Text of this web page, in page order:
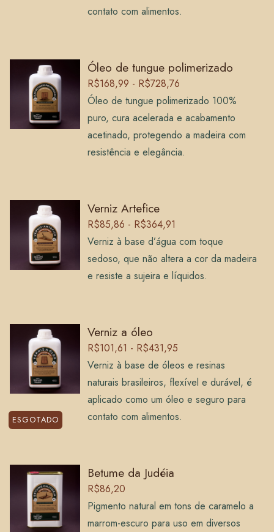
contato com alimentos.
Óleo de tungue polimerizado
R$168,99 - R$728,76
Óleo de tungue polimerizado 100%
puro, cura acelerada e acabamento
acetinado, protegendo a madeira com
resistência e elegância.
Verniz Artefice
R$85,86 - R$364,91
Verniz à base d’água com toque
sedoso, que não altera a cor da madeira
e resiste a sujeira e líquidos.
ESGOTADO
Verniz a óleo
R$101,61 - R$431,95
Verniz à base de óleos e resinas
naturais brasileiros, flexível e durável, é
aplicado como um óleo e seguro para
contato com alimentos.
Betume da Judéia
R$86,20
Pigmento natural em tons de caramelo a
marrom-escuro para uso em diversos